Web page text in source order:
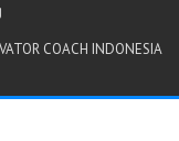
COACH INDONESIA